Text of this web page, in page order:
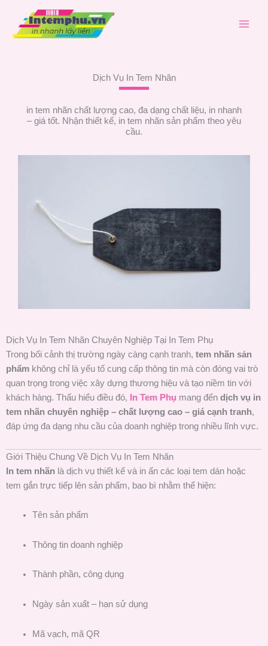
Dịch Vụ In Tem Nhãn
in tem nhãn chất lượng cao, đa dạng chất liệu, in nhanh
– giá tốt. Nhận thiết kế, in tem nhãn sản phẩm theo yêu
cầu.
Dịch Vụ In Tem Nhãn Chuyên Nghiệp Tại In Tem Phụ
Trong bối cảnh thị trường ngày càng cạnh tranh, tem nhãn sản
phẩm không chỉ là yếu tố cung cấp thông tin mà còn đóng vai trò
quan trọng trong việc xây dựng thương hiệu và tạo niềm tin với
khách hàng. Thấu hiểu điều đó,
In Tem Phụ mang đến dịch vụ in
tem nhãn chuyên nghiệp – chất lượng cao – giá cạnh tranh,
đáp ứng đa dạng nhu cầu của doanh nghiệp trong nhiều lĩnh vực.
Giới Thiệu Chung Về Dịch Vụ In Tem Nhãn
In tem nhãn là dịch vụ thiết kế và in ấn các loại tem dán hoặc
tem gắn trực tiếp lên sản phẩm, bao bì nhằm thể hiện:
Tên sản phẩm
Thông tin doanh nghiệp
Thành phần, công dụng
Ngày sản xuất – hạn sử dụng
Mã vạch, mã QR